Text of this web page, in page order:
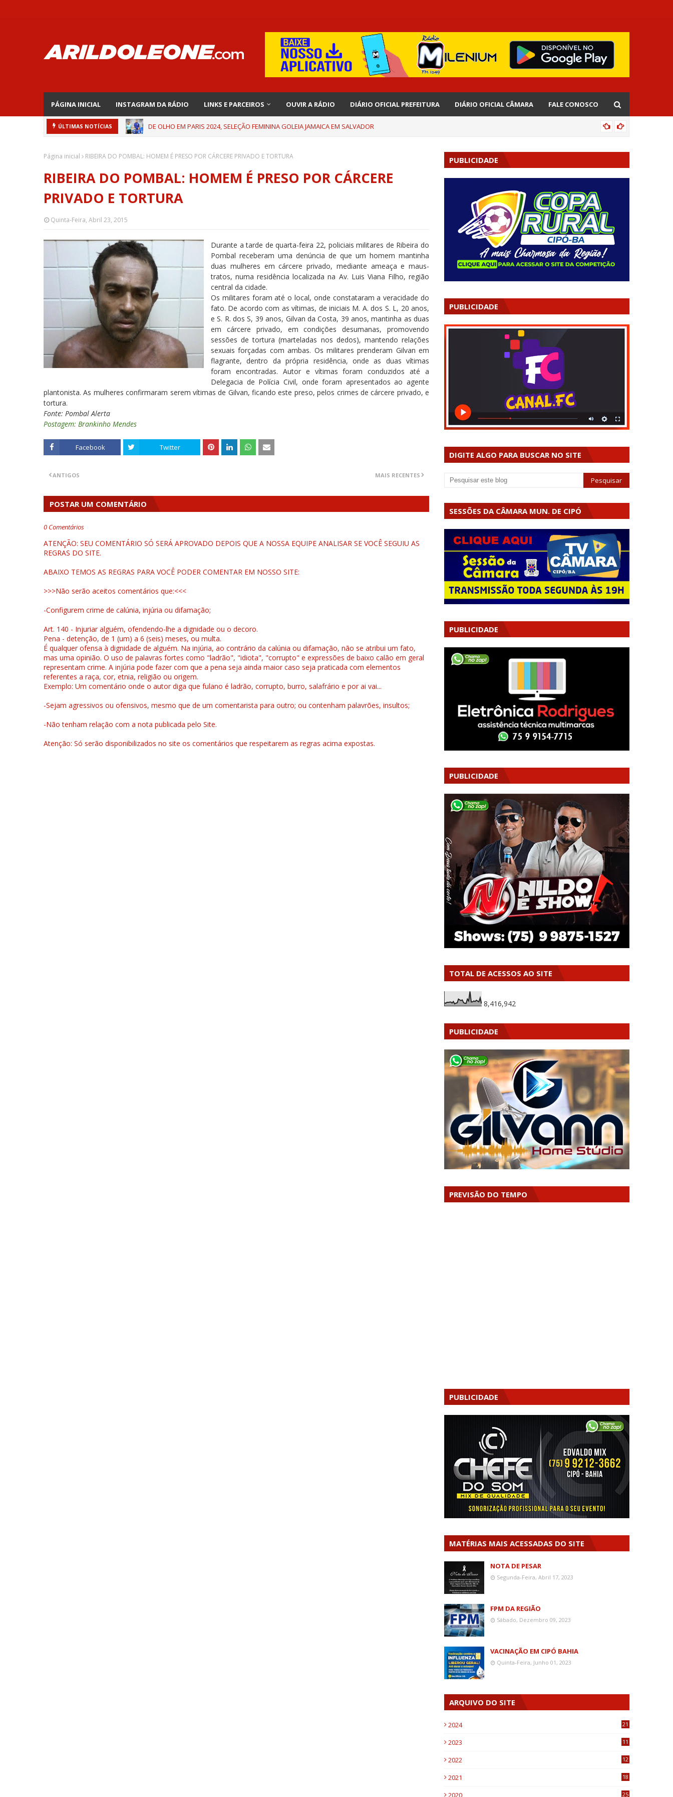
PÁGINA INICIAL INSTAGRAM DA RÁDIO LINKS E PARCEIROS OUVIR A RÁDIO DIÁRIO OFICIAL PREFEITURA DIÁRIO OFICIAL CÂMARA FALE CONOSCO
ÚLTIMAS NOTÍCIAS DE OLHO EM PARIS 2024, SELEÇÃO FEMININA GOLEIA JAMAICA EM SALVADOR
Página inicial RIBEIRA DO POMBAL: HOMEM É PRESO POR CÁRCERE PRIVADO E TORTURA
RIBEIRA DO POMBAL: HOMEM É PRESO POR CÁRCERE
PRIVADO E TORTURA
Quinta-Feira, Abril 23, 2015
Durante a tarde de quarta-feira 22, policiais militares de Ribeira do
Pombal receberam uma denúncia de que um homem mantinha
duas mulheres em cárcere privado, mediante ameaça e maus-
tratos, numa residência localizada na Av. Luis Viana Filho, região
central da cidade.
Os militares foram até o local, onde constataram a veracidade do
fato. De acordo com as vítimas, de iniciais M. A. dos S. L, 20 anos,
e S. R. dos S, 39 anos, Gilvan da Costa, 39 anos, mantinha as duas
em cárcere privado, em condições desumanas, promovendo
sessões de tortura (marteladas nos dedos), mantendo relações
sexuais forçadas com ambas. Os militares prenderam Gilvan em
flagrante, dentro da própria residência, onde as duas vítimas
foram encontradas. Autor e vítimas foram conduzidos até a
Delegacia de Polícia Civil, onde foram apresentados ao agente
plantonista. As mulheres confirmaram serem vítimas de Gilvan, ficando este preso, pelos crimes de cárcere privado, e
tortura.
Fonte: Pombal Alerta
Postagem: Brankinho Mendes
Facebook Twitter
MAIS RECENTES
ANTIGOS
POSTAR UM COMENTÁRIO
0 Comentários
ATENÇÃO: SEU COMENTÁRIO SÓ SERÁ APROVADO DEPOIS QUE A NOSSA EQUIPE ANALISAR SE VOCÊ SEGUIU AS
REGRAS DO SITE.
ABAIXO TEMOS AS REGRAS PARA VOCÊ PODER COMENTAR EM NOSSO SITE:
>>>Não serão aceitos comentários que:<<<
-Configurem crime de calúnia, injúria ou difamação;
Art. 140 - Injuriar alguém, ofendendo-lhe a dignidade ou o decoro.
Pena - detenção, de 1 (um) a 6 (seis) meses, ou multa.
É qualquer ofensa à dignidade de alguém. Na injúria, ao contrário da calúnia ou difamação, não se atribui um fato,
mas uma opinião. O uso de palavras fortes como "ladrão", "idiota", "corrupto" e expressões de baixo calão em geral
representam crime. A injúria pode fazer com que a pena seja ainda maior caso seja praticada com elementos
referentes a raça, cor, etnia, religião ou origem.
Exemplo: Um comentário onde o autor diga que fulano é ladrão, corrupto, burro, salafrário e por ai vai...
-Sejam agressivos ou ofensivos, mesmo que de um comentarista para outro; ou contenham palavrões, insultos;
-Não tenham relação com a nota publicada pelo Site.
Atenção: Só serão disponibilizados no site os comentários que respeitarem as regras acima expostas.
PUBLICIDADE
PUBLICIDADE
DIGITE ALGO PARA BUSCAR NO SITE
SESSÕES DA CÂMARA MUN. DE CIPÓ
PUBLICIDADE
PUBLICIDADE
TOTAL DE ACESSOS AO SITE
8,416,942
PUBLICIDADE
PREVISÃO DO TEMPO
PUBLICIDADE
MATÉRIAS MAIS ACESSADAS DO SITE
NOTA DE PESAR
Segunda-Feira, Abril 17, 2023
FPM DA REGIÃO
Sábado, Dezembro 09, 2023
VACINAÇÃO EM CIPÓ BAHIA
Quinta-Feira, Junho 01, 2023
ARQUIVO DO SITE
2024 21
2023
11
2022
12
2021
18
2020 25